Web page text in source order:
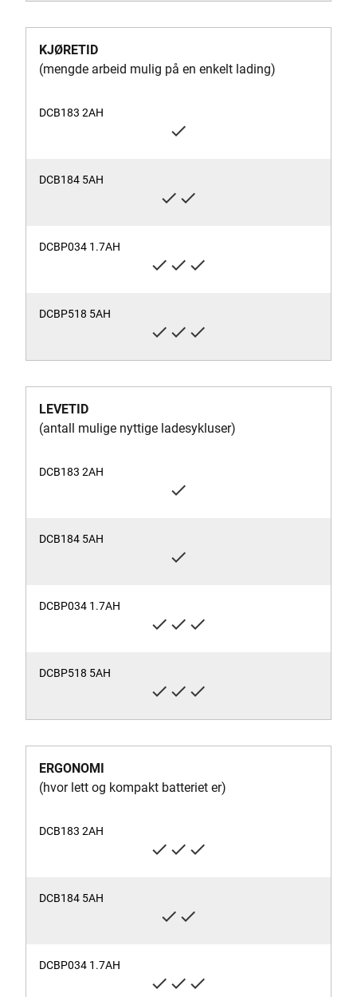
KJØRETID
(mengde arbeid mulig på en enkelt lading)
check
check check
check check check
check check check
LEVETID
(antall mulige nyttige ladesykluser)
check
check
check check check
check check check
ERGONOMI
(hvor lett og kompakt batteriet er)
check check check
check check
check check check